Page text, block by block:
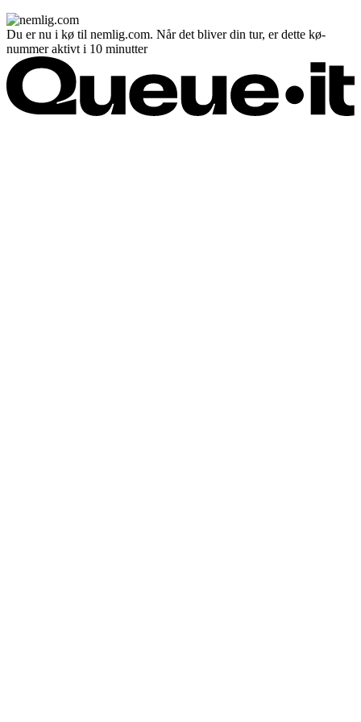
Du er nu i kø til nemlig.com. Når det bliver din tur, er dette kø-
nummer aktivt i 10 minutter